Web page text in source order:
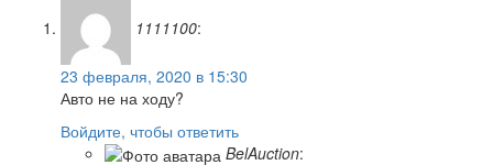
1111100:
23 февраля, 2020 в 15:30
Авто не на ходу?
Войдите, чтобы ответить
BelAuction: